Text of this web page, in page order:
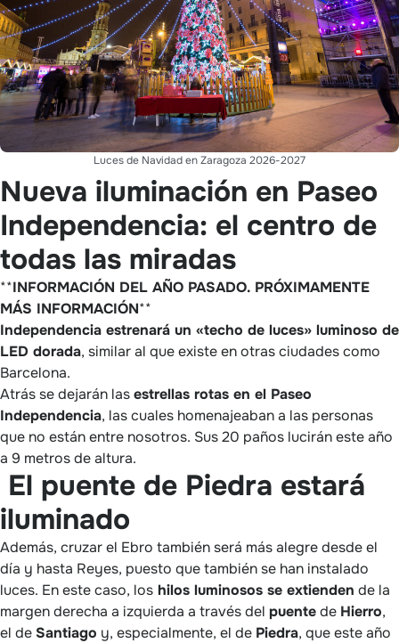
Luces de Navidad en Zaragoza 2026-2027
Nueva iluminación en Paseo
Independencia: el centro de
todas las miradas
**INFORMACIÓN DEL AÑO PASADO. PRÓXIMAMENTE
MÁS INFORMACIÓN**
Independencia estrenará un «techo de luces» luminoso de
LED dorada, similar al que existe en otras ciudades como
Barcelona.
Atrás se dejarán lasestrellas rotas en el Paseo
Independencia, las cuales homenajeaban a las personas
que no están entre nosotros. Sus 20 paños lucirán este año
a 9 metros de altura.
El puente de Piedra estará
iluminado
Además, cruzar el Ebro también será más alegre desde el
día y hasta Reyes, puesto que también se han instalado
luces. En este caso, los hilos luminosos se extienden de la
margen derecha a izquierda a través del puentede Hierro,
el de Santiago y, especialmente, el de Piedra, que este año